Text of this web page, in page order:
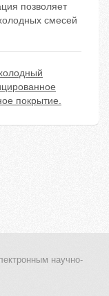
позволяет
смесей
покрытие.
научно-